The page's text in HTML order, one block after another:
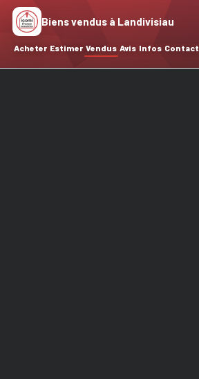
Acheter Estimer Vendus Avis Infos Contact
Biens vendus à Landivisiau